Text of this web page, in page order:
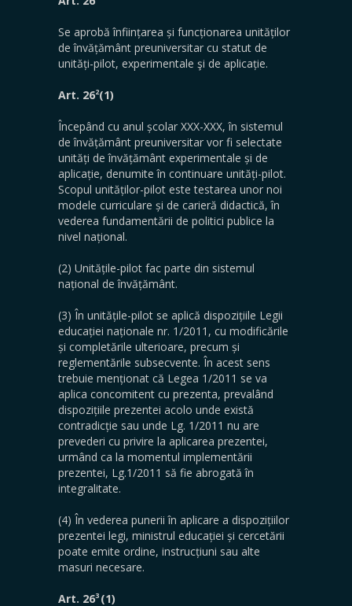
Se aprobă înființarea și funcționarea unităților
de învățământ preuniversitar cu statut de
unități-pilot, experimentale şi de aplicație.
Art. 262(1)
Începând cu anul școlar XXX-XXX, în sistemul
de învățământ preuniversitar vor fi selectate
unități de învățământ experimentale și de
aplicație, denumite în continuare unități-pilot.
Scopul unităților-pilot este testarea unor noi
modele curriculare și de carieră didactică, în
vederea fundamentării de politici publice la
nivel național.
(2) Unitățile-pilot fac parte din sistemul
național de învățământ.
(3) În unitățile-pilot se aplică dispozițiile Legii
educației naționale nr. 1/2011, cu modificările
și completările ulterioare, precum și
reglementările subsecvente. În acest sens
trebuie menționat că Legea 1/2011 se va
aplica concomitent cu prezenta, prevalând
dispozițiile prezentei acolo unde există
contradicție sau unde Lg. 1/2011 nu are
prevederi cu privire la aplicarea prezentei,
urmând ca la momentul implementării
prezentei, Lg.1/2011 să fie abrogată în
integralitate.
(4) În vederea punerii în aplicare a dispozițiilor
prezentei legi, ministrul educației și cercetării
poate emite ordine, instrucțiuni sau alte
masuri necesare.
Art. 263 (1)